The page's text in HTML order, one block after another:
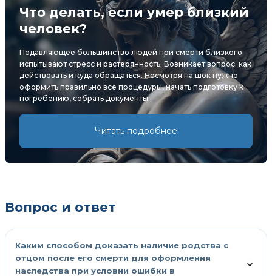
Что делать, если умер близкий
человек?
Подавляющее большинство людей при смерти близкого
испытывают стресс и растерянность. Возникает вопрос: как
действовать и куда обращаться. Несмотря на шок нужно
оформить правильно все процедуры, начать подготовку к
погребению, собрать документы.
Читать подробнее
Вопрос и ответ
Каким способом доказать наличие родства с
отцом после его смерти для оформления
наследства при условии ошибки в